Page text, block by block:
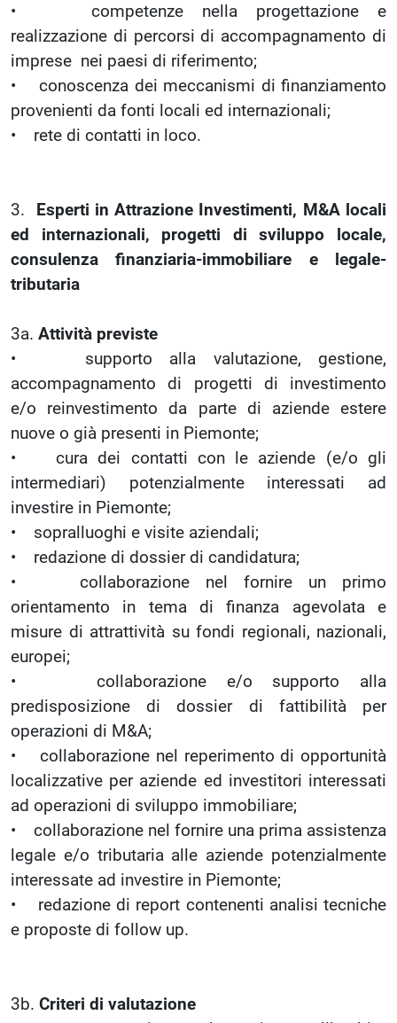
• competenze nella progettazione e
realizzazione di percorsi di accompagnamento di
imprese nei paesi di riferimento;
• conoscenza dei meccanismi di finanziamento
provenienti da fonti locali ed internazionali;
• rete di contatti in loco.
3. Esperti in Attrazione Investimenti, M&A locali
ed internazionali, progetti di sviluppo locale,
consulenza finanziaria-immobiliare e legale-
tributaria
3a. Attività previste
• supporto alla valutazione, gestione,
accompagnamento di progetti di investimento
e/o reinvestimento da parte di aziende estere
nuove o già presenti in Piemonte;
• cura dei contatti con le aziende (e/o gli
intermediari) potenzialmente interessati ad
investire in Piemonte;
• sopralluoghi e visite aziendali;
• redazione di dossier di candidatura;
• collaborazione nel fornire un primo
orientamento in tema di finanza agevolata e
misure di attrattività su fondi regionali, nazionali,
europei;
• collaborazione e/o supporto alla
predisposizione di dossier di fattibilità per
operazioni di M&A;
• collaborazione nel reperimento di opportunità
localizzative per aziende ed investitori interessati
ad operazioni di sviluppo immobiliare;
• collaborazione nel fornire una prima assistenza
legale e/o tributaria alle aziende potenzialmente
interessate ad investire in Piemonte;
• redazione di report contenenti analisi tecniche
e proposte di follow up.
3b. Criteri di valutazione